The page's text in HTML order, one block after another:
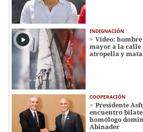
INDIGNACIÓN
Video:
mayor a la
atropella y
COOPERACIÓN
Presidente
encuentro
homólogo
Abinader